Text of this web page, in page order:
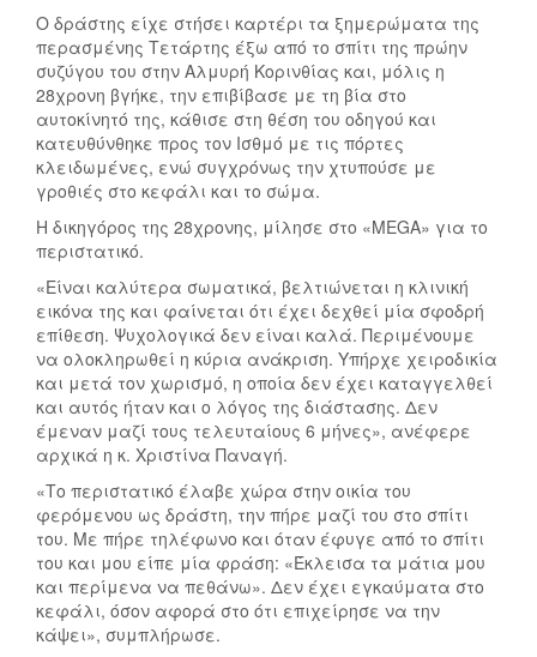
Ο δράστης είχε στήσει καρτέρι τα ξημερώματα της
περασμένης Τετάρτης έξω από το σπίτι της πρώην
συζύγου του στην Αλμυρή Κορινθίας και, μόλις η
28χρονη βγήκε, την επιβίβασε με τη βία στο
αυτοκίνητό της, κάθισε στη θέση του οδηγού και
κατευθύνθηκε προς τον Ισθμό με τις πόρτες
κλειδωμένες, ενώ συγχρόνως την χτυπούσε με
γροθιές στο κεφάλι και το σώμα.
Η δικηγόρος της 28χρονης, μίλησε στο «MEGA» για το
περιστατικό.
«Είναι καλύτερα σωματικά, βελτιώνεται η κλινική
εικόνα της και φαίνεται ότι έχει δεχθεί μία σφοδρή
επίθεση. Ψυχολογικά δεν είναι καλά. Περιμένουμε
να ολοκληρωθεί η κύρια ανάκριση. Υπήρχε χειροδικία
και μετά τον χωρισμό, η οποία δεν έχει καταγγελθεί
και αυτός ήταν και ο λόγος της διάστασης. Δεν
έμεναν μαζί τους τελευταίους 6 μήνες», ανέφερε
αρχικά η κ. Χριστίνα Παναγή.
«Το περιστατικό έλαβε χώρα στην οικία του
φερόμενου ως δράστη, την πήρε μαζί του στο σπίτι
του. Με πήρε τηλέφωνο και όταν έφυγε από το σπίτι
του και μου είπε μία φράση: «Έκλεισα τα μάτια μου
και περίμενα να πεθάνω». Δεν έχει εγκαύματα στο
κεφάλι, όσον αφορά στο ότι επιχείρησε να την
κάψει», συμπλήρωσε.